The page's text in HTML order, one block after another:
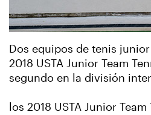
Dos equipos de tenis
2018 USTA Junior Team
segundo en la división
los 2018 USTA Junior